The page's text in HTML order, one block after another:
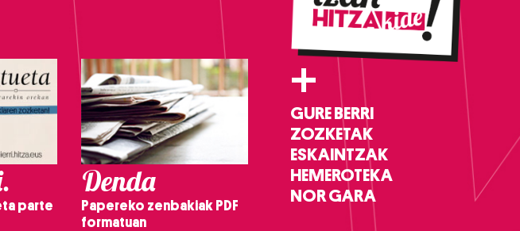
parte
Denda
Papereko zenbakiak PDF
formatuan
+
GURE BERRI
ZOZKETAK
ESKAINTZAK
HEMEROTEKA
NOR GARA